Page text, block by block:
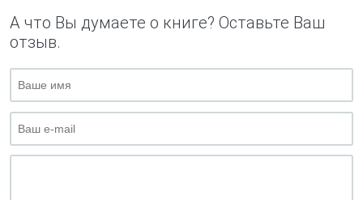
А что Вы думаете о книге? Оставьте Ваш
отзыв.